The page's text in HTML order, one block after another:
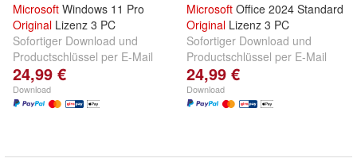
Microsoft Windows 11 Pro
Original Lizenz 3 PC
Sofortiger Download und
Productschlüssel per E-Mail
24,99 €
Download
Microsoft Office 2024 Standard
Original Lizenz 3 PC
Sofortiger Download und
Productschlüssel per E-Mail
24,99 €
Download